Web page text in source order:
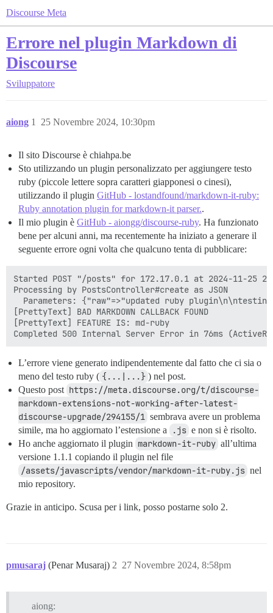
Discourse Meta
Errore nel plugin Markdown di
Discourse
Sviluppatore
aiong 25 Novembre 2024, 10:30pm
1
Il sito Discourse è chiahpa.be
Sto utilizzando un plugin personalizzato per aggiungere testo
ruby (piccole lettere sopra caratteri giapponesi o cinesi),
utilizzando il plugin GitHub - lostandfound/markdown-it-ruby:
Ruby annotation plugin for markdown-it parser..
Il mio plugin è GitHub - aiongg/discourse-ruby. Ha funzionato
bene per alcuni anni, ma recentemente ha iniziato a generare il
seguente errore ogni volta che qualcuno tenta di pubblicare:
Started POST "/posts" for 172.17.0.1 at 2024-11-25
Processing by PostsController#create as JSON
Parameters: {"raw"=>"updated ruby
[PrettyText] BAD MARKDOWN CALLBACK FOUND
[PrettyText] FEATURE IS: md-ruby
L’errore viene generato indipendentemente dal fatto che ci sia o
meno del testo ruby ( {...|...} ) nel post.
Questo post https://meta.discourse.org/t/discourse-
markdown-extensions-not-working-after-latest-
discourse-upgrade/294155/1 sembrava avere un problema
simile, ma ho aggiornato l’estensione a
.js e non si è risolto.
Ho anche aggiornato il plugin markdown-it-ruby all’ultima
versione 1.1.1 copiando il plugin nel file
/assets/javascripts/vendor/markdown-it-ruby.js nel
mio repository.
Grazie in anticipo. Scusa per i link, posso postarne solo 2.
pmusaraj (Penar Musaraj) 27 Novembre 2024, 8:58pm
2
aiong: